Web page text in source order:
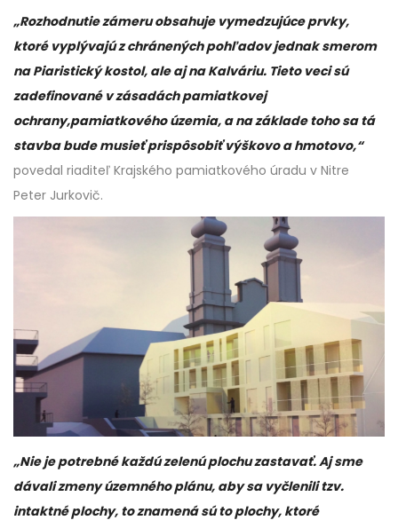
„Rozhodnutie zámeru obsahuje vymedzujúce prvky,
ktoré vyplývajú z chránených pohľadov jednak smerom
na Piaristický kostol, ale aj na Kalváriu. Tieto veci sú
zadefinované v zásadách pamiatkovej
ochrany,pamiatkového územia, a na základe toho sa tá
stavba bude musieť prispôsobiť výškovo a hmotovo,“
povedal riaditeľ Krajského pamiatkového úradu v Nitre
Peter Jurkovič.
„Nie je potrebné každú zelenú plochu zastavať. Aj sme
dávali zmeny územného plánu, aby sa vyčlenili tzv.
intaktné plochy, to znamená sú to plochy, ktoré